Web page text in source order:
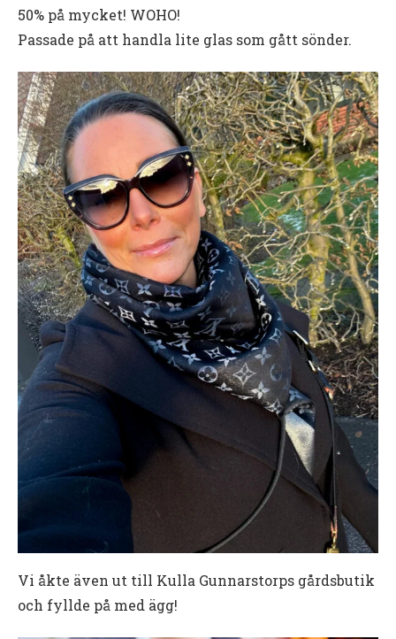
50% på mycket! WOHO!
Passade på att handla lite glas som gått sönder.
Vi åkte även ut till Kulla Gunnarstorps gårdsbutik
och fyllde på med ägg!